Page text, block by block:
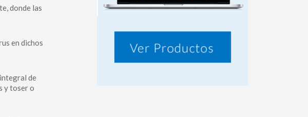
donde las
en dichos
de
y toser o